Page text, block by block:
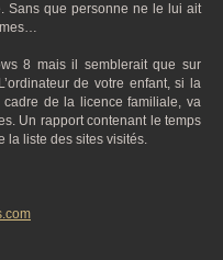
Sans que personne ne le lui ait
8 mais il semblerait que sur
de votre enfant, si la
de la licence familiale, va
Un rapport contenant le temps
la liste des sites visités.